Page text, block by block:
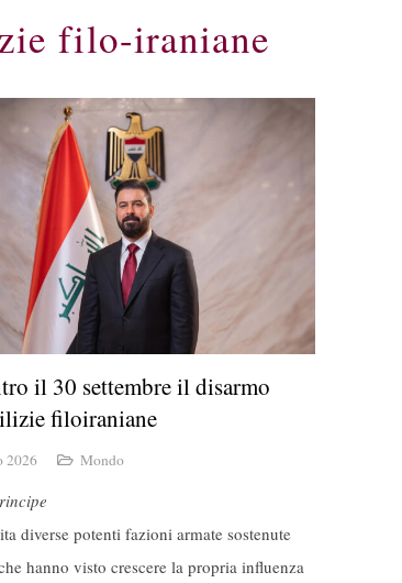
filo-iraniane
il 30 settembre il disarmo
filoiraniane
2026 Mondo
diverse potenti fazioni armate sostenute
hanno visto crescere la propria influenza